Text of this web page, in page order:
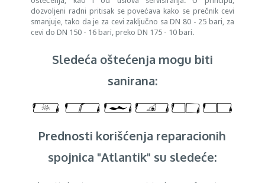
dozvoljeni radni pritisak se povećava kako se prečnik cevi
smanjuje, tako da je za cevi zaključno sa DN 80 - 25 bari, za
cevi do DN 150 - 16 bari, preko DN 175 - 10 bari.
Sledeća oštećenja mogu biti
sanirana:
Prednosti korišćenja reparacionih
spojnica "Atlantik" su sledeće: